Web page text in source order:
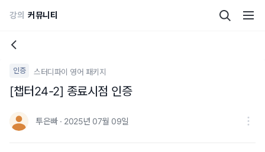
강의 커뮤니티
인증 스터디파이 영어 패키지
[챕터24-2] 종료시점 인증
투은빠 · 2025년 07월 09일